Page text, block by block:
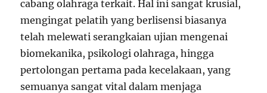
cabang olahraga terkait. Hal ini sangat krusial,
mengingat pelatih yang berlisensi biasanya
telah melewati serangkaian ujian mengenai
biomekanika, psikologi olahraga, hingga
pertolongan pertama pada kecelakaan, yang
semuanya sangat vital dalam menjaga